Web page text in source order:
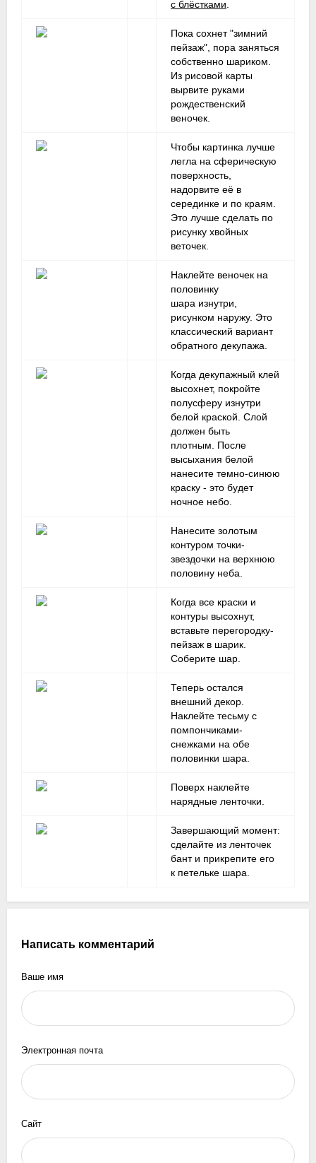
с блёстками
Пока сохнет "зимний
пейзаж", пора заняться
собственно шариком.
Из рисовой карты
вырвите руками
рождественский
веночек.
Чтобы картинка лучше
легла на сферическую
поверхность,
надорвите её в
серединке и по краям.
Это лучше сделать по
рисунку хвойных
веточек.
Наклейте веночек на
половинку
шара изнутри,
рисунком наружу. Это
классический вариант
обратного декупажа.
Когда декупажный клей
высохнет, покройте
полусферу изнутри
белой краской. Слой
должен быть
плотным. После
высыхания белой
нанесите темно-синюю
краску - это будет
ночное небо.
Нанесите золотым
контуром точки-
звездочки на верхнюю
половину неба.
Когда все краски и
контуры высохнут,
вставьте перегородку-
пейзаж в шарик.
Соберите шар.
Теперь остался
внешний декор.
Наклейте тесьму с
помпончиками-
снежками на обе
половинки шара.
Поверх наклейте
нарядные ленточки.
Завершающий момент:
сделайте из ленточек
бант и прикрепите его
к петельке шара.
Написать комментарий
Ваше имя
Электронная почта
Сайт